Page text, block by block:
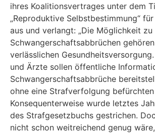
ihres Koalitionsvertrages unter dem
„Reproduktive Selbstbestimmung“
aus und verlangt: „Die Möglichkeit
Schwangerschaftsabbrüchen
verlässlichen
und Ärzte sollen öffentliche
Schwangerschaftsab­brüche
ohne eine Strafverfolgung befürchten
Konsequen­terweise wurde letztes
des Strafgesetzbuchs gestrichen.
nicht schon weitreichend genug